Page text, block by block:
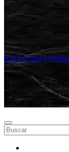
Rock Legacy
Webzine
el legado de la
noticias, cartelera
más te gusta y